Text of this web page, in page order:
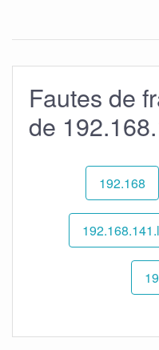
Fautes de
de
192.168
192.168.141.l